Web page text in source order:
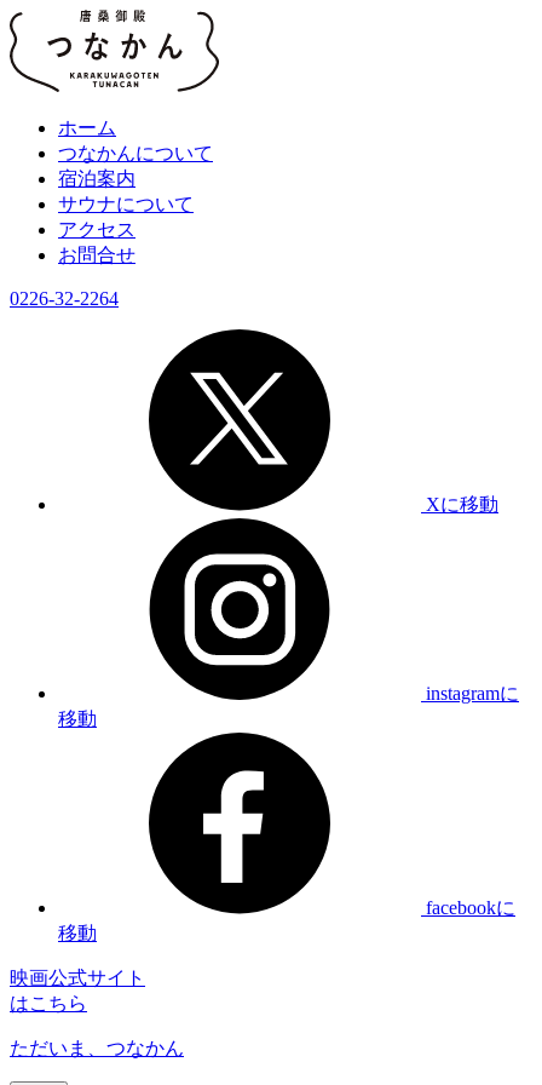
ホーム
つなかんについて
宿泊案内
サウナについて
アクセス
お問合せ
0226-32-2264
Xに移動
instagramに
移動
facebookに
移動
映画公式サイト
はこちら
ただいま、つなかん